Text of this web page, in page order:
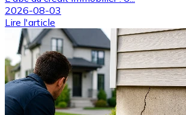
2026-08-03
Lire l'article